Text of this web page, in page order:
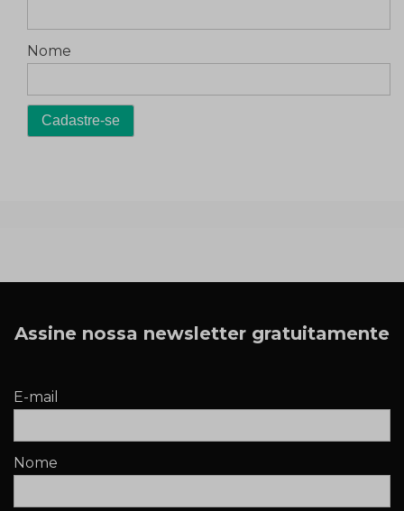
Nome
Assine nossa newsletter gratuitamente
E-mail
Nome